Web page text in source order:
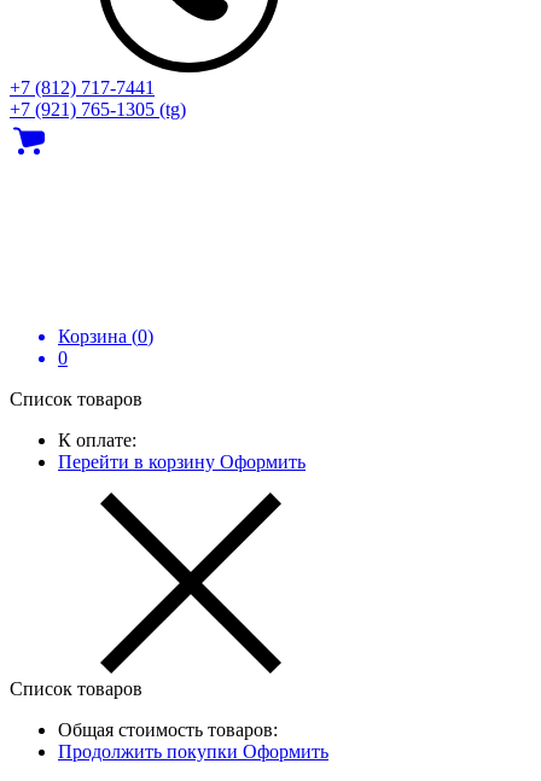
+7 (812) 717‑7441
+7 (921) 765-1305 (tg)
Корзина (0)
0
Список товаров
К оплате:
Перейти в корзину Оформить
Список товаров
Общая стоимость товаров:
Продолжить покупки Оформить